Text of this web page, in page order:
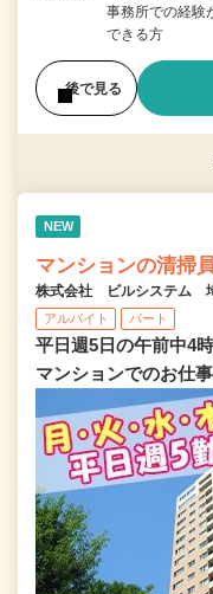
事務所での経験
できる方
後で見る
NEW
マンションの清掃
株式会社 ビルシステム
アルバイト パート
平日週5日の午前中4
マンションでのお仕事